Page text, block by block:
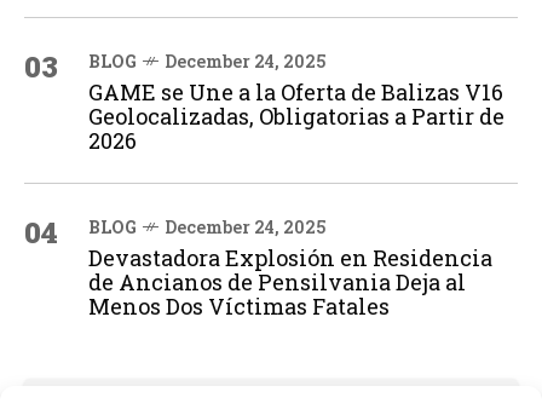
03 BLOG December 24, 2025
GAME se Une a la Oferta de Balizas V16
Geolocalizadas, Obligatorias a Partir de
2026
04 BLOG December 24, 2025
Devastadora Explosión en Residencia
de Ancianos de Pensilvania Deja al
Menos Dos Víctimas Fatales